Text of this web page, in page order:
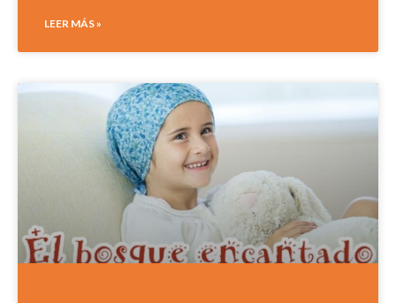
LEER MÁS »